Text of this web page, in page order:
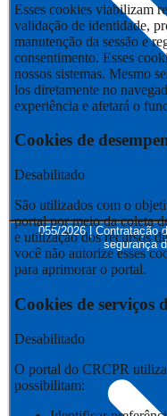
055/2026 | Contratação
segurança
Esses cookies viabilizam
validação de identidade,
manutenção da sessão e
consentimento. Esses
nossos sistemas. Mesmo
los diretamente no
experiência e afetará o
Cookies de
Desabilitado
São utilizados com o
portal por meio da coleta
e utilização dos recursos
você não autorize esses
para aprimorar o portal.
Cookies de serviços
Desabilitado
O portal do CRCPR
possibilitam: